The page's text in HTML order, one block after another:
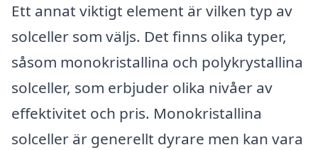
Ett annat viktigt element är vilken typ av
solceller som väljs. Det finns olika typer,
såsom monokristallina och polykrystallina
solceller, som erbjuder olika nivåer av
effektivitet och pris. Monokristallina
solceller är generellt dyrare men kan vara